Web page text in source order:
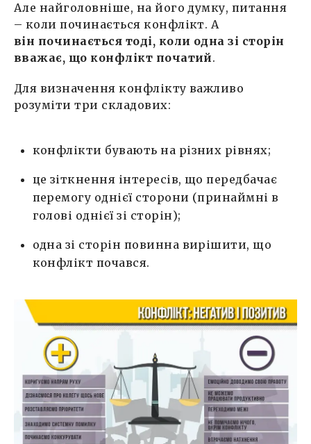
Але найголовніше, на його думку, питання
– коли починається конфлікт. А
він починається тоді, коли одна зі сторін
вважає, що конфлікт початий.
Для визначення конфлікту важливо
розуміти три складових:
конфлікти бувають на різних рівнях;
це зіткнення інтересів, що передбачає
перемогу однієї сторони (принаймні в
голові однієї зі сторін);
одна зі сторін повинна вирішити, що
конфлікт почався.